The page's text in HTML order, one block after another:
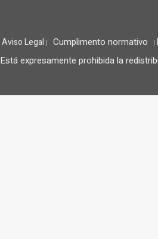
Aviso Legal | Cumplimento normativo |
Está expresamente prohibida la